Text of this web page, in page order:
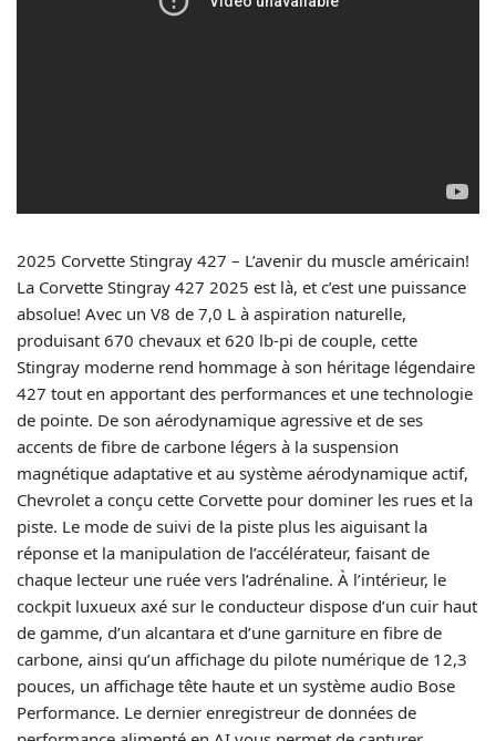
2025 Corvette Stingray 427 – L’avenir du muscle américain!
La Corvette Stingray 427 2025 est là, et c’est une puissance
absolue! Avec un V8 de 7,0 L à aspiration naturelle,
produisant 670 chevaux et 620 lb-pi de couple, cette
Stingray moderne rend hommage à son héritage légendaire
427 tout en apportant des performances et une technologie
de pointe. De son aérodynamique agressive et de ses
accents de fibre de carbone légers à la suspension
magnétique adaptative et au système aérodynamique actif,
Chevrolet a conçu cette Corvette pour dominer les rues et la
piste. Le mode de suivi de la piste plus les aiguisant la
réponse et la manipulation de l’accélérateur, faisant de
chaque lecteur une ruée vers l’adrénaline. À l’intérieur, le
cockpit luxueux axé sur le conducteur dispose d’un cuir haut
de gamme, d’un alcantara et d’une garniture en fibre de
carbone, ainsi qu’un affichage du pilote numérique de 12,3
pouces, un affichage tête haute et un système audio Bose
Performance. Le dernier enregistreur de données de